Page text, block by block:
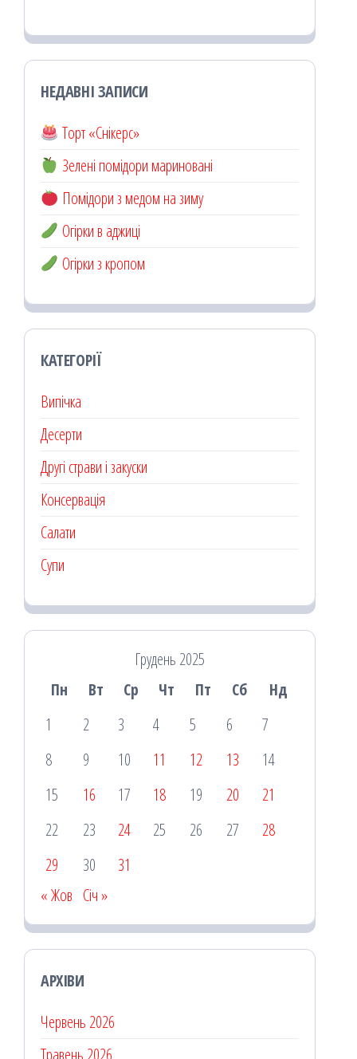
НЕДАВНІ ЗАПИСИ
Торт «Снікерс»
Зелені помідори мариновані
Помідори з медом на зиму
Огірки в аджиці
Огірки з кропом
КАТЕГОРІЇ
Випічка
Десерти
Другі страви і закуски
Консервація
Салати
Супи
Грудень 2025
Пн
Вт Ср Чт Пт Сб
Нд
1
2 3 4 5 6
7
8
9 10 11 12 13
14
15
16 17 18 19 20
21
22
23 24 25 26 27
28
29
30
31
« Жов Січ »
АРХІВИ
Червень 2026
Травень 2026